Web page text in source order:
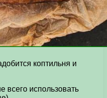
коптильня и
использовать